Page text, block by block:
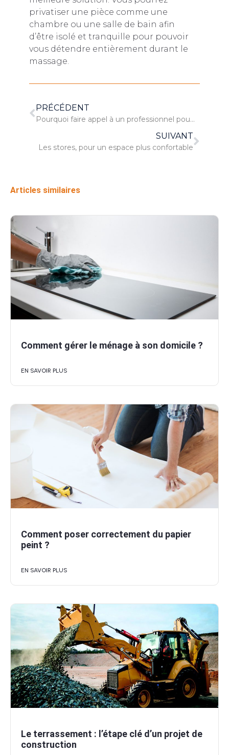
privatiser une pièce comme une
chambre ou une salle de bain afin
d’être isolé et tranquille pour pouvoir
vous détendre entièrement durant le
massage.
PRÉCÉDENT
Pourquoi faire appel à un professionnel pour le montage de meubles ?
SUIVANT
Les stores, pour un espace plus confortable
Articles similaires
Comment gérer le ménage à son domicile ?
EN SAVOIR PLUS
Comment poser correctement du papier
peint ?
EN SAVOIR PLUS
Le terrassement : l’étape clé d’un projet de
construction